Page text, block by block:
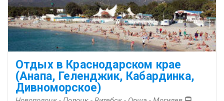
Отдых в Краснодарском крае
(Анапа, Геленджик, Кабардинка,
Дивноморское)